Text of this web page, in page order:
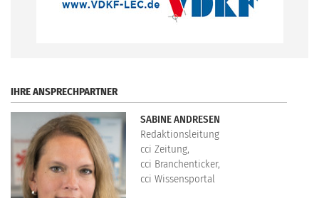
IHRE ANSPRECHPARTNER
SABINE ANDRESEN
Redaktionsleitung
cci Zeitung,
cci Branchenticker,
cci Wissensportal